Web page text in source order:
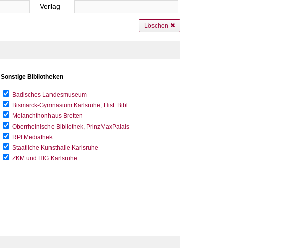
Verlag
Löschen
Sonstige Bibliotheken
Badisches Landesmuseum
Bismarck-Gymnasium Karlsruhe, Hist. Bibl.
Melanchthonhaus Bretten
Oberrheinische Bibliothek, PrinzMaxPalais
RPI Mediathek
Staatliche Kunsthalle Karlsruhe
ZKM und HfG Karlsruhe